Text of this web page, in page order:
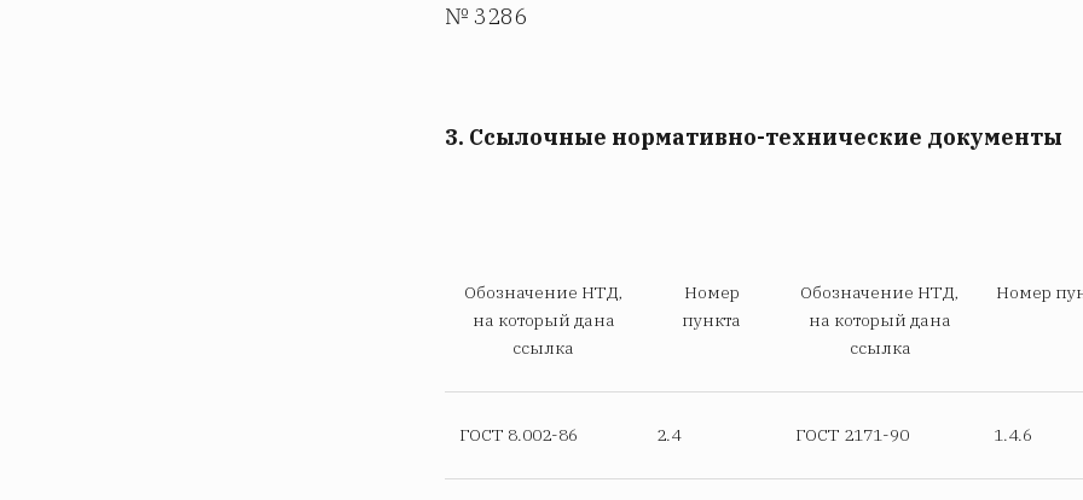
№ 3286
3. Ссылочные нормативно-технические документы
Обозначение НТД,
на который дана
ссылка
Номер
пункта
Обозначение НТД,
на который дана
ссылка
Номер
ГОСТ 8.002-86 2.4 ГОСТ 2171-90 1.4.6